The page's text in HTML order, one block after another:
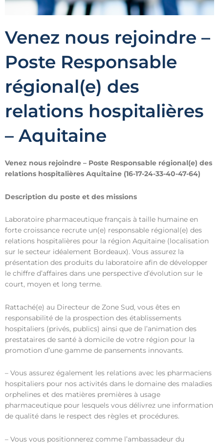
Venez nous rejoindre –
Poste Responsable
régional(e) des
relations hospitalières
– Aquitaine
Venez nous rejoindre – Poste Responsable régional(e) des
relations hospitalières Aquitaine (16-17-24-33-40-47-64)
Description du poste et des missions
Laboratoire pharmaceutique français à taille humaine en
forte croissance recrute un(e) responsable régional(e) des
relations hospitalières pour la région Aquitaine (localisation
sur le secteur idéalement Bordeaux). Vous assurez la
présentation des produits du laboratoire afin de développer
le chiffre d’affaires dans une perspective d’évolution sur le
court, moyen et long terme.
Rattaché(e) au Directeur de Zone Sud, vous êtes en
responsabilité de la prospection des établissements
hospitaliers (privés, publics) ainsi que de l’animation des
prestataires de santé à domicile de votre région pour la
promotion d’une gamme de pansements innovants.
– Vous assurez également les relations avec les pharmaciens
hospitaliers pour nos activités dans le domaine des maladies
orphelines et des matières premières à usage
pharmaceutique pour lesquels vous délivrez une information
de qualité dans le respect des règles et procédures.
– Vous vous positionnerez comme l’ambassadeur du